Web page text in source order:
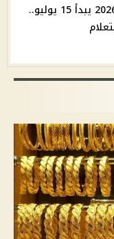
صرف تكافل وكرامة يوليو 2026 يبدأ 15 يوليو..